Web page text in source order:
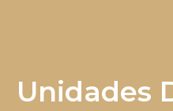
Unidades